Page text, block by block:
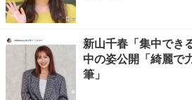
新山千春「集中でき
中の姿公開「綺麗で
筆」